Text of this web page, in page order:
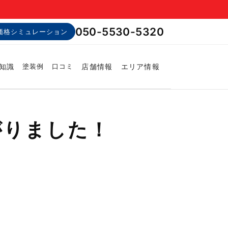
格シミュレーション 050-5530-5320
識 塗装例 口コミ 店舗情報 エリア情報
ました！